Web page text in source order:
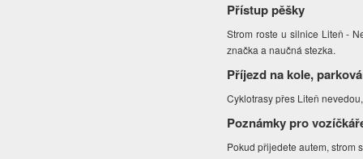
Přístup pěšky
Strom roste u silnice Liteň -
značka a naučná stezka.
Příjezd na kole,
Cyklotrasy přes Liteň
Poznámky pro
Pokud přijedete autem, strom